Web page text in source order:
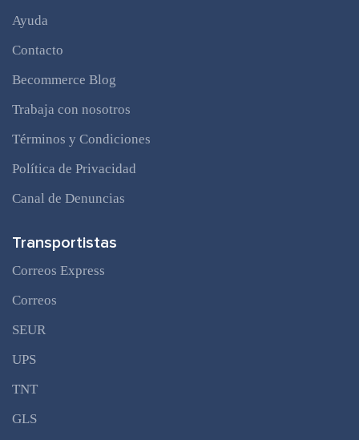
Ayuda
Contacto
Becommerce Blog
Trabaja con nosotros
Términos y Condiciones
Política de Privacidad
Canal de Denuncias
Transportistas
Correos Express
Correos
SEUR
UPS
TNT
GLS